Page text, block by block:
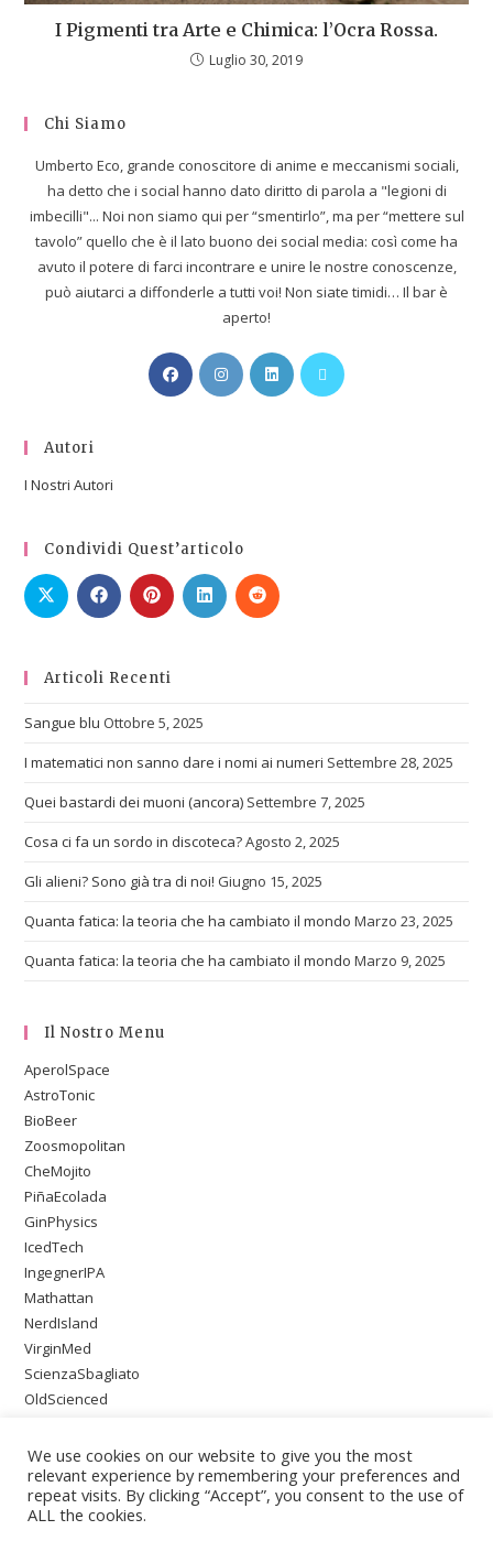
I Pigmenti tra Arte e Chimica: l’Ocra Rossa.
Luglio 30, 2019
Chi Siamo
Umberto Eco, grande conoscitore di anime e meccanismi sociali,
ha detto che i social hanno dato diritto di parola a "legioni di
imbecilli"... Noi non siamo qui per “smentirlo”, ma per “mettere sul
tavolo” quello che è il lato buono dei social media: così come ha
avuto il potere di farci incontrare e unire le nostre conoscenze,
può aiutarci a diffonderle a tutti voi! Non siate timidi… Il bar è
aperto!
Autori
I Nostri Autori
Condividi Quest’articolo
Articoli Recenti
Sangue blu Ottobre 5, 2025
I matematici non sanno dare i nomi ai numeri Settembre 28, 2025
Quei bastardi dei muoni (ancora) Settembre 7, 2025
Cosa ci fa un sordo in discoteca?Agosto 2, 2025
Gli alieni? Sono già tra di noi! Giugno 15, 2025
Quanta fatica: la teoria che ha cambiato il mondo Marzo 23, 2025
Quanta fatica: la teoria che ha cambiato il mondo Marzo 9, 2025
Il Nostro Menu
AperolSpace
AstroTonic
BioBeer
Zoosmopolitan
CheMojito
PiñaEcolada
GinPhysics
IcedTech
IngegnerIPA
Mathattan
NerdIsland
VirginMed
ScienzaSbagliato
OldScienced
PsychoOnTheBeach
We use cookies on our website to give you the most
relevant experience by remembering your preferences and
repeat visits. By clicking “Accept”, you consent to the use of
ALL the cookies.